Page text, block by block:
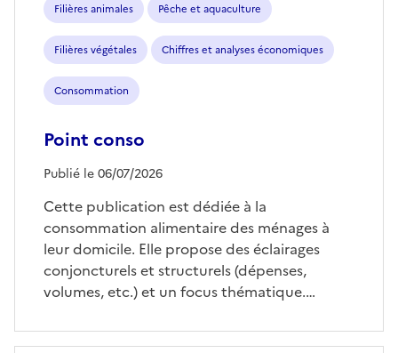
Filières animales Pêche et aquaculture
Filières végétales Chiffres et analyses économiques
Consommation
Point conso
Publié le 06/07/2026
Cette publication est dédiée à la
consommation alimentaire des ménages à
leur domicile. Elle propose des éclairages
conjoncturels et structurels (dépenses,
volumes, etc.) et un focus thématique.…